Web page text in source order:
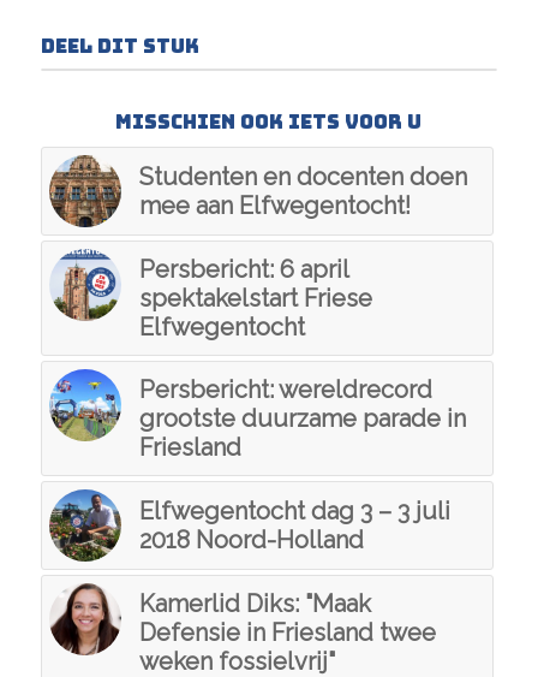
Deel dit stuk
Misschien ook iets voor u
Studenten en docenten doen
mee aan Elfwegentocht!
Persbericht: 6 april
spektakelstart Friese
Elfwegentocht
Persbericht: wereldrecord
grootste duurzame parade in
Friesland
Elfwegentocht dag 3 – 3 juli
2018 Noord-Holland
Kamerlid Diks: "Maak
Defensie in Friesland twee
weken fossielvrij"